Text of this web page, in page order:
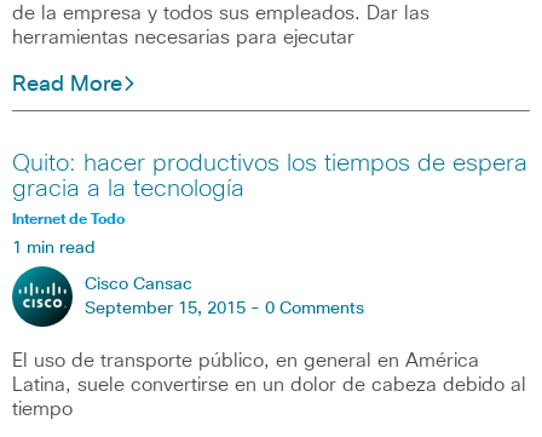
de la empresa y todos sus empleados. Dar las
herramientas necesarias para ejecutar
Read More
Quito: hacer productivos los tiempos de espera
gracia a la tecnología
Internet de Todo
1 min read
Cisco Cansac
September 15, 2015 - 0 Comments
El uso de transporte público, en general en América
Latina, suele convertirse en un dolor de cabeza debido al
tiempo